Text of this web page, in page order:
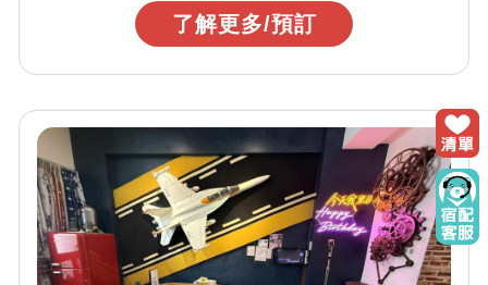
了解更多/預訂